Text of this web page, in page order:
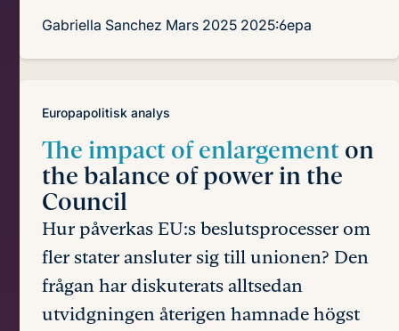
Gabriella Sanchez Mars 2025 2025:6epa
Europapolitisk analys
The impact of enlargement on
the balance of power in the
Council
Hur påverkas EU:s beslutsprocesser om
fler stater ansluter sig till unionen? Den
frågan har diskuterats alltsedan
utvidgningen återigen hamnade högst